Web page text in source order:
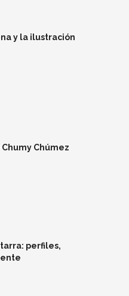
y la ilustración
Chúmez
perfiles,